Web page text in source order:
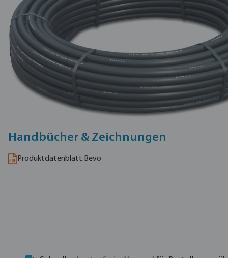
Handbücher & Zeichnungen
Produktdatenblatt Bevo